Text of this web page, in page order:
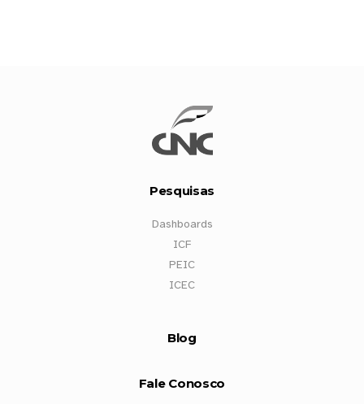
Pesquisas
Dashboards
ICF
PEIC
ICEC
Blog
Fale Conosco